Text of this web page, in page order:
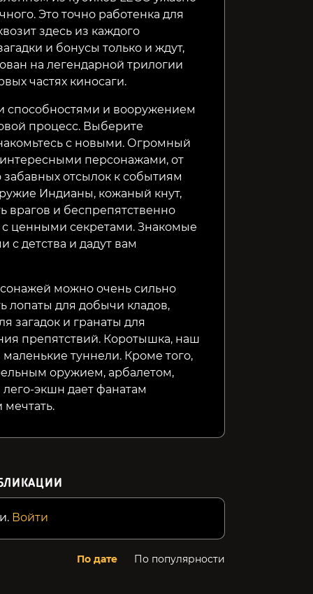
Это точно работенка для
здесь из каждого
и бонусы только и ждут,
на легендарной трилогии
частях киносаги.
способностями и вооружением
процесс. Выберите
с новыми. Огромный
персонажами, от
отсылок к событиям
Индианы, кожаный кнут,
врагов и беспрепятственно
ценными секретами. Знакомые
детства и дадут вам
можно очень сильно
лопаты для добычи кладов,
загадок и гранаты для
препятствий. Коротышка, наш
туннели. Кроме того,
оружием, арбалетом,
экшн дает фанатам
Войти
По дате По популярности